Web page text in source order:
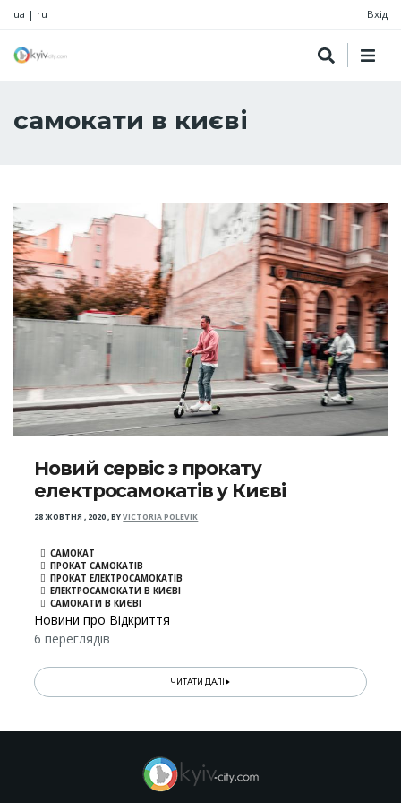
ua | ru Вхід
самокати в києві
Новий сервіс з прокату
електросамокатів у Києві
28 ЖОВТНЯ , 2020,BYVICTORIA POLEVIK
САМОКАТ
ПРОКАТ САМОКАТІВ
ПРОКАТ ЕЛЕКТРОСАМОКАТІВ
ЕЛЕКТРОСАМОКАТИ В КИЄВІ
САМОКАТИ В КИЄВІ
Новини про Відкриття
6 переглядів
ЧИТАТИ ДАЛІ